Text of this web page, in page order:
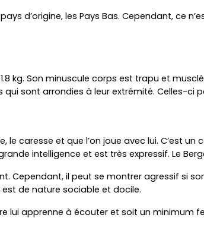
d’origine, les Pays Bas. Cependant, ce
kg. Son minuscule corps est trapu et
sont arrondies à leur extrémité. Celles-ci
le caresse et que l’on joue avec lui. C’est
intelligence et est très expressif. Le
Cependant, il peut se montrer agressif si
est de nature sociable et docile.
lui apprenne à écouter et soit un minimum